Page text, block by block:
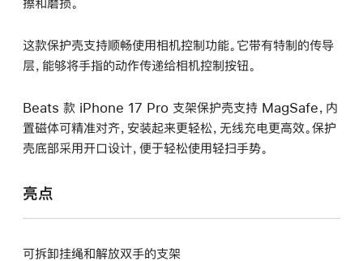
这款保护壳支持顺畅使用相机控制功能。它带有特制的传导
层，能够将手指的动作传递给相机控制按钮。
Beats 款 iPhone 17 Pro 支架保护壳支持 MagSafe，内
置磁体可精准对齐，安装起来更轻松，无线充电更高效。保护
壳底部采用开口设计，便于轻松使用轻扫手势。
亮点
可拆卸挂绳和解放双手的支架